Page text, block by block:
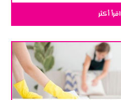
اقرأ أكثر